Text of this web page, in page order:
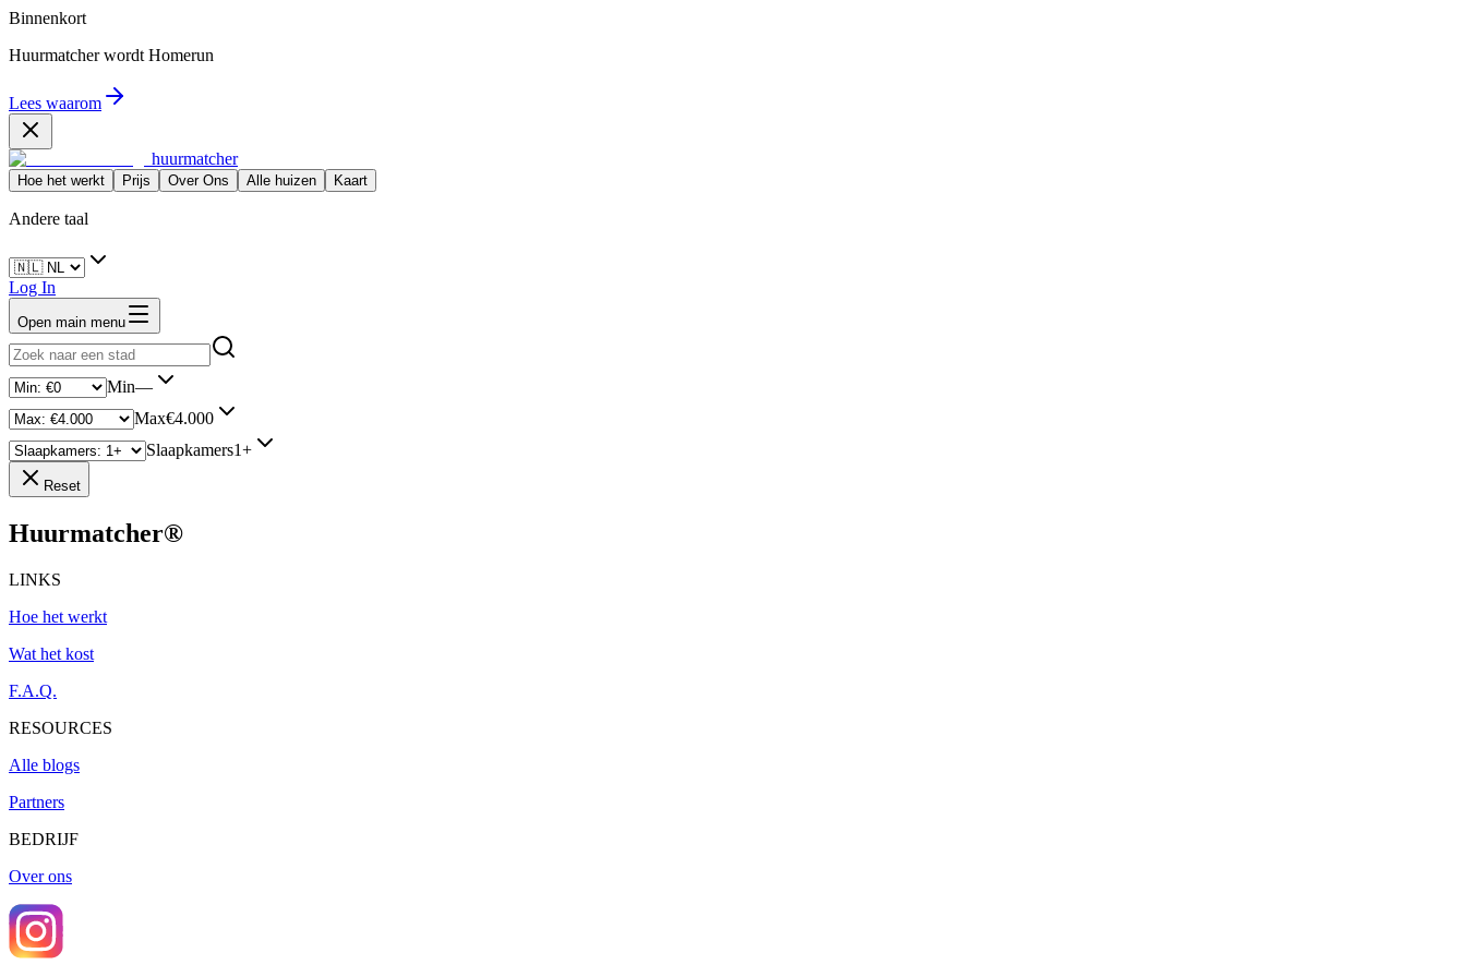
Binnenkort
Huurmatcher wordt Homerun
Lees waarom
huurmatcher
Hoe het werkt Prijs Over Ons Alle huizen Kaart
Andere taal
Log In
Open main menu
Min—
Max€4.000
Slaapkamers1+
Reset
Huurmatcher®
LINKS
Hoe het werkt
Wat het kost
F.A.Q.
RESOURCES
Alle blogs
Partners
BEDRIJF
Over ons